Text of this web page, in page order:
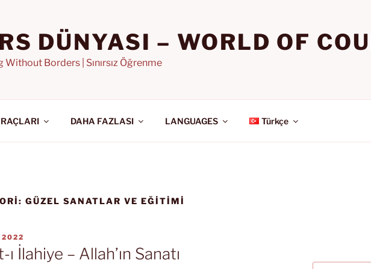
DÜNYASI – WORLD OF
Without Borders | Sınırsız Öğrenme
DAHA FAZLASI LANGUAGES Türkçe
GÜZEL SANATLAR VE EĞİTİMİ
2022
ı İlahiye – Allah’ın Sanatı